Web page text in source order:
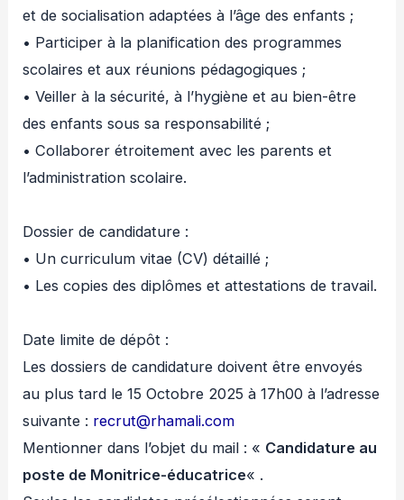
et de socialisation adaptées à l’âge des enfants ;
• Participer à la planification des programmes
scolaires et aux réunions pédagogiques ;
• Veiller à la sécurité, à l’hygiène et au bien-être
des enfants sous sa responsabilité ;
• Collaborer étroitement avec les parents et
l’administration scolaire.
Dossier de candidature :
• Un curriculum vitae (CV) détaillé ;
• Les copies des diplômes et attestations de travail.
Date limite de dépôt :
Les dossiers de candidature doivent être envoyés
au plus tard le 15 Octobre 2025 à 17h00 à l’adresse
suivante : recrut@rhamali.com
Mentionner dans l’objet du mail : « Candidature au
poste de Monitrice-éducatrice« .